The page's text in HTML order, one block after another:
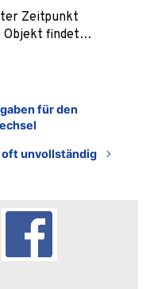
Zeitpunkt
Objekt findet…
für den
unvollständig